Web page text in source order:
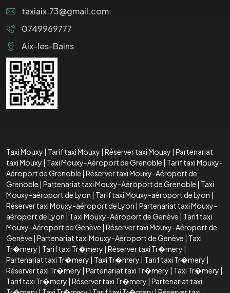
taxiaix.73@gmail.com
0749969777
Aix-les-Bains
Taxi Mouxy | Tarif taxi Mouxy | Réserver taxi Mouxy | Partenariat
taxi Mouxy | Taxi Mouxy-Aéroport de Grenoble | Tarif taxi Mouxy-
Aéroport de Grenoble | Réserver taxi Mouxy-Aéroport de
Grenoble | Partenariat taxi Mouxy-Aéroport de Grenoble | Taxi
Mouxy-aéroport de Lyon | Tarif taxi Mouxy-aéroport de Lyon |
Réserver taxi Mouxy-aéroport de Lyon | Partenariat taxi Mouxy-
aéroport de Lyon | Taxi Mouxy-Aéroport de Genève | Tarif taxi
Mouxy-Aéroport de Genève | Réserver taxi Mouxy-Aéroport de
Genève | Partenariat taxi Mouxy-Aéroport de Genève | Taxi
Tr�mery | Tarif taxi Tr�mery | Réserver taxi Tr�mery |
Partenariat taxi Tr�mery | Taxi Tr�mery | Tarif taxi Tr�mery |
Réserver taxi Tr�mery | Partenariat taxi Tr�mery | Taxi Tr�mery |
Tarif taxi Tr�mery | Réserver taxi Tr�mery | Partenariat taxi